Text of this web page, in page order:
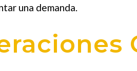
una demanda.